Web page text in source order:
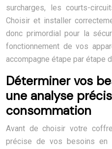
surcharges, les courts-
Choisir et installer
donc primordial pour la
fonctionnement de vos
accompagne étape par étape
Déterminer vos
une analyse
consommation
Avant de choisir votre
précise de vos besoins en